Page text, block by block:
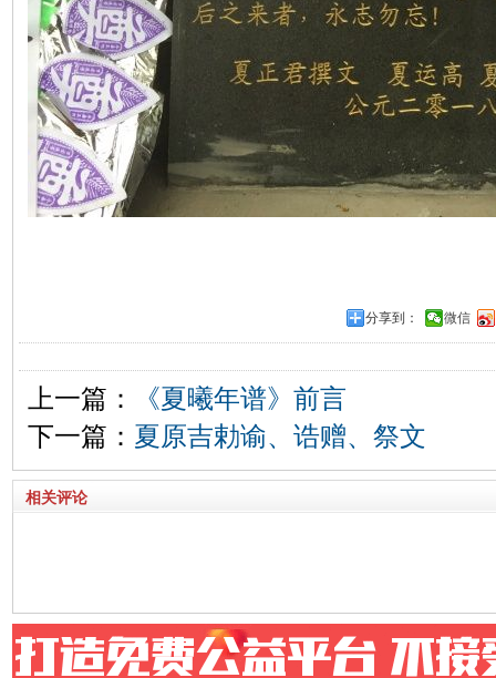
分享到： 微信
上一篇：
《夏曦年谱》前言
下一篇： 夏原吉勅谕、诰赠、祭文
相关评论